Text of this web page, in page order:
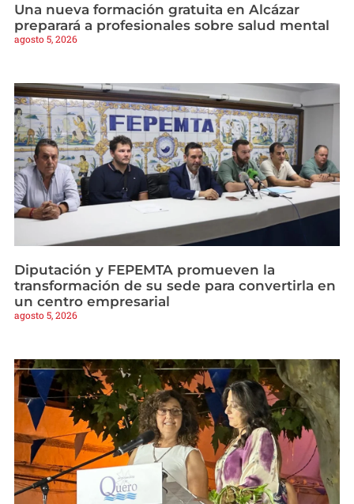
Una nueva formación gratuita en Alcázar
preparará a profesionales sobre salud mental
agosto 5, 2026
Diputación y FEPEMTA promueven la
transformación de su sede para convertirla en
un centro empresarial
agosto 5, 2026